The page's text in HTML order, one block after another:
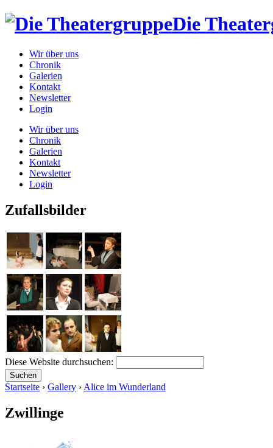
Die
Wir über uns
Chronik
Galerien
Kontakt
Newsletter
Login
Wir über uns
Chronik
Galerien
Kontakt
Newsletter
Login
Zufallsbilder
Diese Website durchsuchen:
Startseite › Gallery › Alice im Wunderland
Zwillinge